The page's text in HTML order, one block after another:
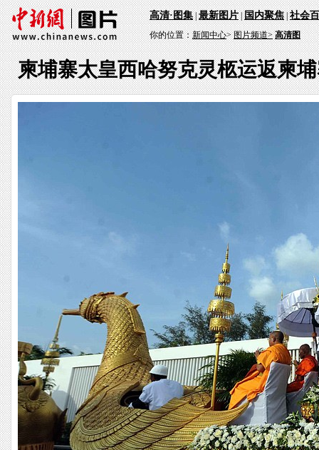
高清·图集|最新图片|国内聚焦|社会
你的位置：新闻中心>图片频道> 高清图
柬埔寨太皇西哈努克灵柩运返柬